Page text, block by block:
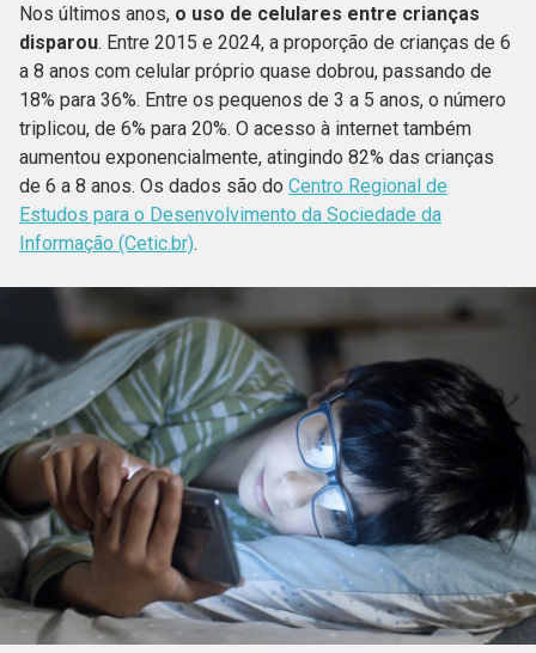
Nos últimos anos, o uso de celulares entre crianças
disparou. Entre 2015 e 2024, a proporção de crianças de 6
a 8 anos com celular próprio quase dobrou, passando de
18% para 36%. Entre os pequenos de 3 a 5 anos, o número
triplicou, de 6% para 20%. O acesso à internet também
aumentou exponencialmente, atingindo 82% das crianças
de 6 a 8 anos. Os dados são do Centro Regional de
Estudos para o Desenvolvimento da Sociedade da
Informação (Cetic.br).